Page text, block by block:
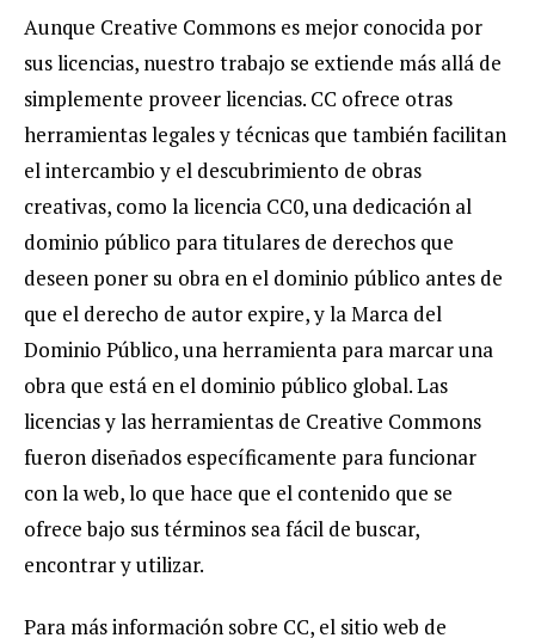
Aunque Creative Commons es mejor conocida por
sus licencias, nuestro trabajo se extiende más allá de
simplemente proveer licencias. CC ofrece otras
herramientas legales y técnicas que también facilitan
el intercambio y el descubrimiento de obras
creativas, como la licencia CC0, una dedicación al
dominio público para titulares de derechos que
deseen poner su obra en el dominio público antes de
que el derecho de autor expire, y la Marca del
Dominio Público, una herramienta para marcar una
obra que está en el dominio público global. Las
licencias y las herramientas de Creative Commons
fueron diseñados específicamente para funcionar
con la web, lo que hace que el contenido que se
ofrece bajo sus términos sea fácil de buscar,
encontrar y utilizar.
Para más información sobre CC, el sitio web de